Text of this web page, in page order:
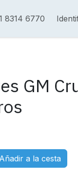
8314 6770
GM
Añadir a la cesta